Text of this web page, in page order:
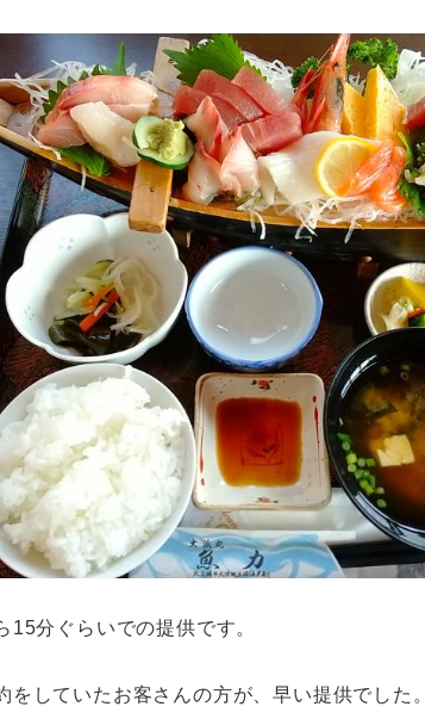
15分ぐらいでの提供です。
をしていたお客さんの方が、早い提供でした。